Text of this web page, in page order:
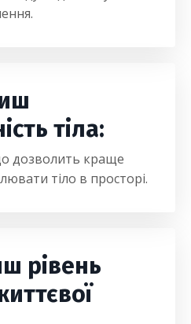
тіла:
дозволить краще
тіло в просторі.
рівень